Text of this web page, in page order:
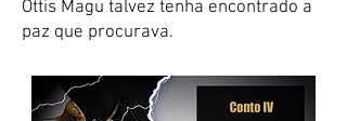
Ottis Magu talvez tenha encontrado a
paz que procurava.